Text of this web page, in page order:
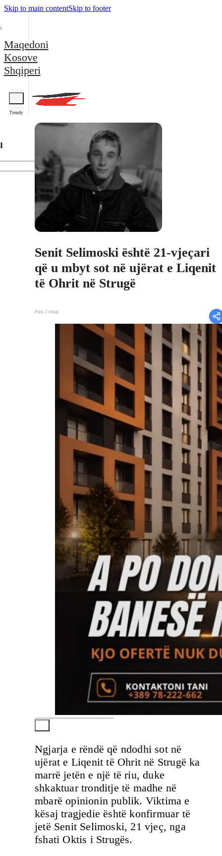
Skip to main contentSkip to footer
Maqedoni
Kosove
Shqiperi
Trendy
Senit Selimoski është 21-vjeçari
që u mbyt sot në ujërat e Liqenit
të Ohrit në Strugë
Para 2 muaj
Ngjarja e rëndë që ndodhi sot në
ujërat e Liqenit të Ohrit në Strugë ka
marrë jetën e një të riu, duke
shkaktuar tronditje të madhe në
mbarë opinionin publik. Viktima e
kësaj tragjedie është konfirmuar të
jetë Senit Selimoski, 21 vjeç, nga
fshati Oktis i Strugës.